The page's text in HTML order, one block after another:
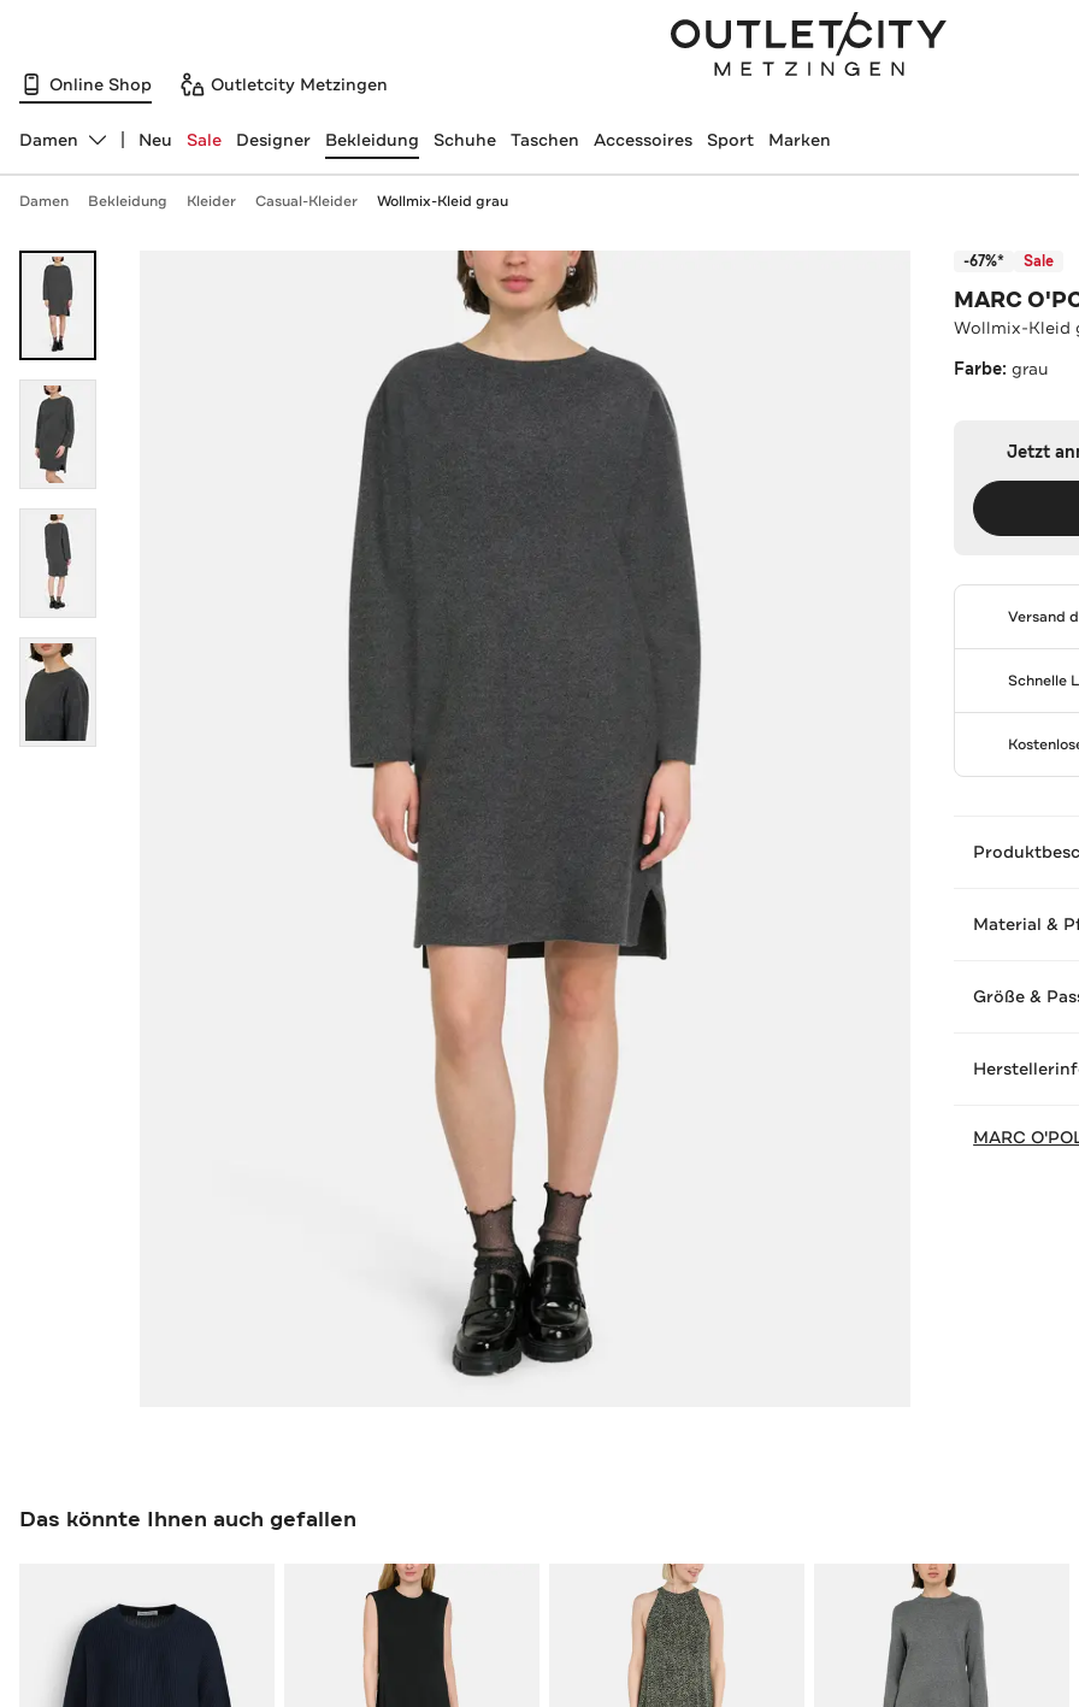
Online Shop Outletcity Metzingen
Abteilung ändern, ausgewählt:
Damen Neu Sale Designer Bekleidung Schuhe Taschen Accessoires Sport Marken
Damen Bekleidung Kleider Casual-Kleider Wollmix-Kleid grau
-67%* Sale
MARC
Wollmix-Kleid
Farbe:grau
Jetzt
Versand
Schnelle
Material &
Größe &
MARC
Das könnte Ihnen auch gefallen